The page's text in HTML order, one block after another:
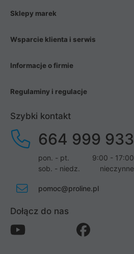
Sklepy marek
Wsparcie klienta i serwis
Informacje o firmie
Regulaminy i regulacje
Szybki kontakt
664 999 933
pon. - pt.
9:00 - 17:00
sob. - niedz.
nieczynne
pomoc@proline.pl
Dołącz do nas